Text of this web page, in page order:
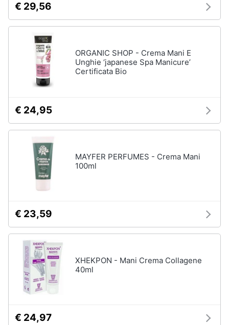
€ 29,56
ORGANIC SHOP - Crema Mani E
Unghie ‘japanese Spa Manicure’
Certificata Bio
€ 24,95
MAYFER PERFUMES - Crema Mani
100ml
€ 23,59
XHEKPON - Mani Crema Collagene
40ml
€ 24,97